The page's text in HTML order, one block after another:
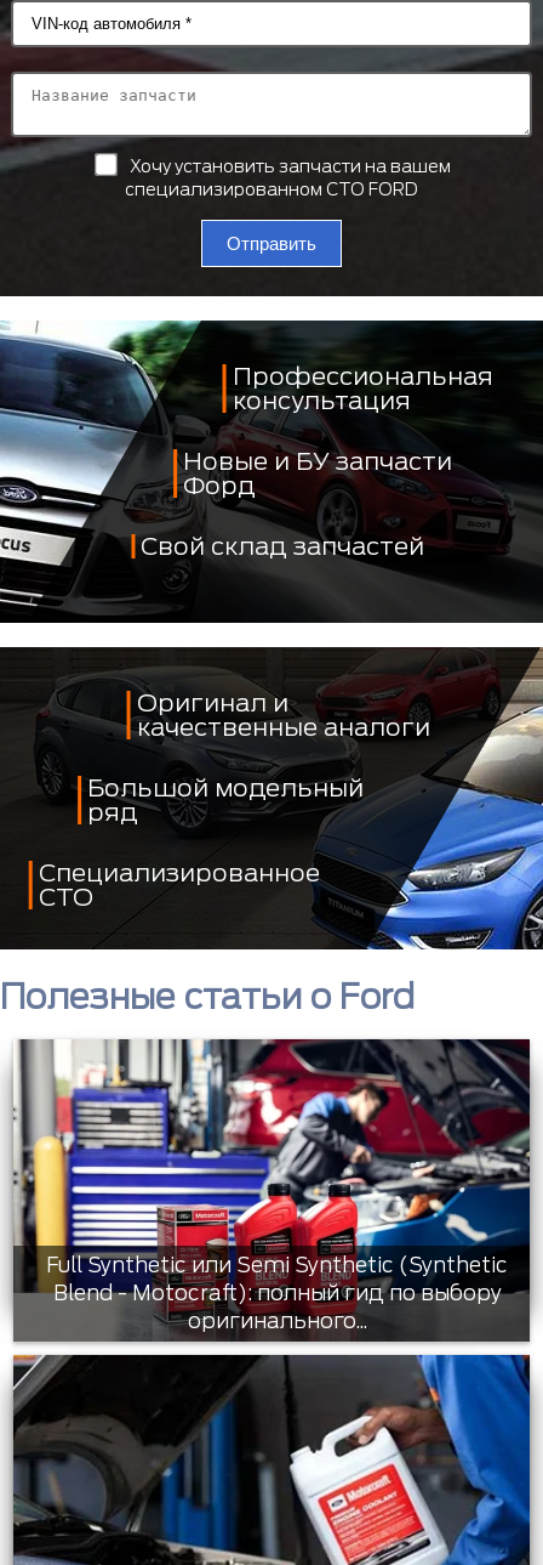
Хочу установить запчасти на вашем
специализированном СТО FORD
Отправить
Профессиональная
консультация
Новые и БУ запчасти
Форд
Свой склад запчастей
Оригинал и
качественные аналоги
Большой модельный
ряд
Специализированное
СТО
Полезные статьи о Ford
Full Synthetic или Semi Synthetic (Synthetic
Blend - Motocraft): полный гид по выбору
оригинального...